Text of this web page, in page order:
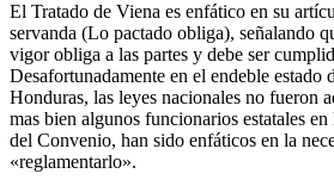
El Tratado de Viena es enfático en su
servanda (Lo pactado obliga), señalando
vigor obliga a las partes y debe ser
Desafortunadamente en el endeble estado
Honduras, las leyes nacionales no fueron
mas bien algunos funcionarios estatales
del Convenio, han sido enfáticos en la
«reglamentarlo».